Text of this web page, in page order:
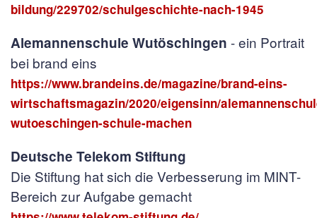
bildung/229702/schulgeschichte-nach-1945
Alemannenschule Wutöschingen - ein Portrait
bei brand eins
https://www.brandeins.de/magazine/brand-eins-
wirtschaftsmagazin/2020/eigensinn/
wutoeschingen-schule-machen
Deutsche Telekom Stiftung
Die Stiftung hat sich die Verbesserung im MINT-
Bereich zur Aufgabe gemacht